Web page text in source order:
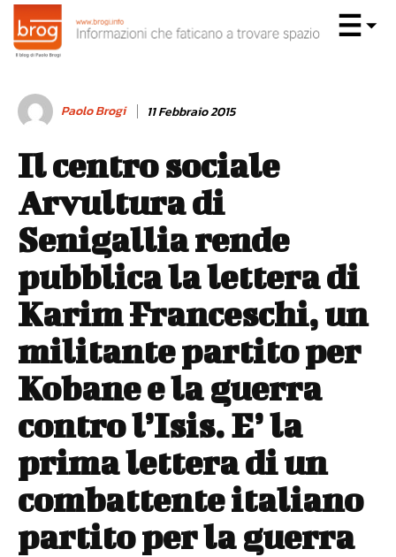
Paolo Brogi 11 Febbraio 2015
Il centro sociale
Arvultura di
Senigallia rende
pubblica la lettera di
Karim Franceschi, un
militante partito per
Kobane e la guerra
contro l’Isis. E’ la
prima lettera di un
combattente italiano
partito per la guerra